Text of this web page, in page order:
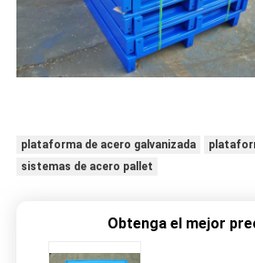
plataforma de acero galvanizada
sistemas de acero pallet
Obtenga el mejor